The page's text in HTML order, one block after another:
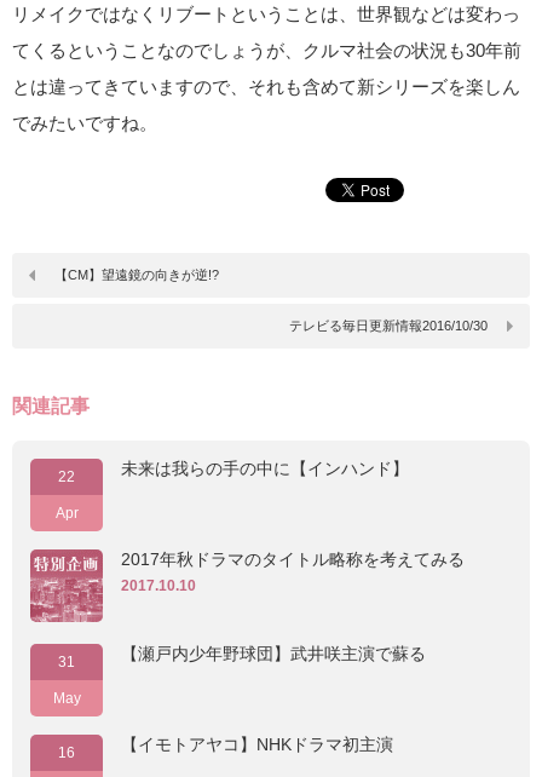
リメイクではなくリブートということは、世界観などは変わっ
てくるということなのでしょうが、クルマ社会の状況も30年前
とは違ってきていますので、それも含めて新シリーズを楽しん
でみたいですね。
【CM】望遠鏡の向きが逆!?
テレビる毎日更新情報2016/10/30
関連記事
22
Apr
未来は我らの手の中に【インハンド】
2017年秋ドラマのタイトル略称を考えてみる
2017.10.10
31
May
【瀬戸内少年野球団】武井咲主演で蘇る
16 【イモトアヤコ】NHKドラマ初主演